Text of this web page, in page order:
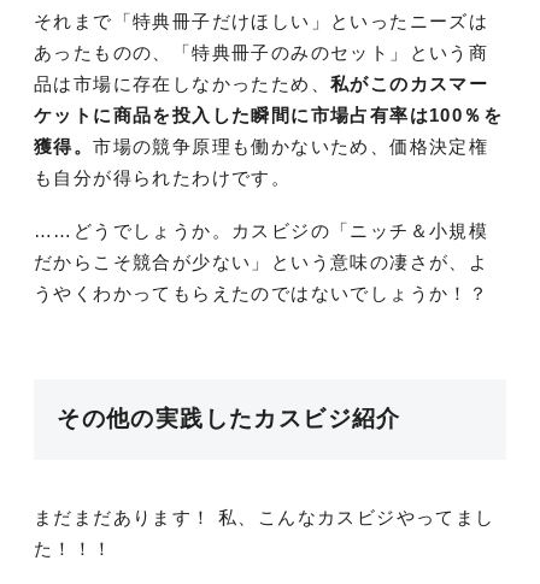
それまで「特典冊子だけほしい」といったニーズは
あったものの、「特典冊子のみのセット」という商
品は市場に存在しなかったため、 私がこのカスマー
ケットに商品を投入した瞬間に市場占有率は100％を
獲得。市場の競争原理も働かないため、価格決定権
も自分が得られたわけです。
……どうでしょうか。カスビジの「ニッチ＆小規模
だからこそ競合が少ない」という意味の凄さが、よ
うやくわかってもらえたのではないでしょうか！？
その他の実践したカスビジ紹介
まだまだあります！ 私、こんなカスビジやってまし
た！！！